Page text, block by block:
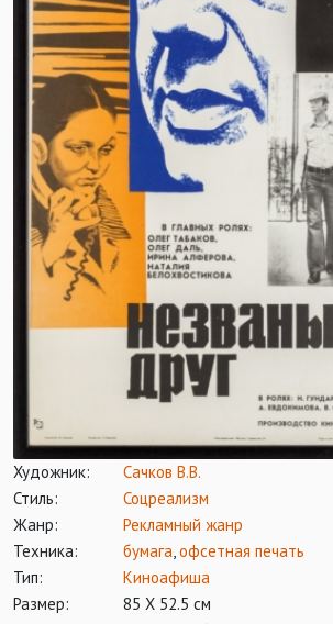
Художник:
Сачков В.В.
Стиль:
Соцреализм
Жанр:
Рекламный жанр
Техника:
бумага,офсетная печать
Тип:
Киноафиша
Размер:
85 Х 52.5 см